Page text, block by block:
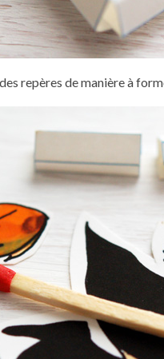
repères de manière à